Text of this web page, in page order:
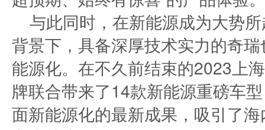
与此同时，在新能源成为大势
背景下，具备深厚技术实力的奇
能源化。在不久前结束的2023上
牌联合带来了14款新能源重磅车
面新能源化的最新成果，吸引了